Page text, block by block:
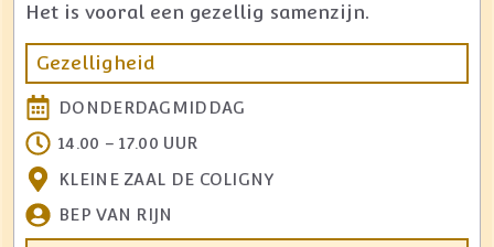
Het is vooral een gezellig samenzijn.
Gezelligheid
DONDERDAGMIDDAG
14.00 – 17.00 UUR
KLEINE ZAAL DE COLIGNY
BEP VAN RIJN